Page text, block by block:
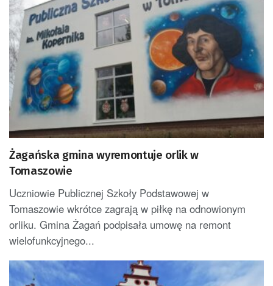
Żagańska gmina wyremontuje orlik w
Tomaszowie
Uczniowie Publicznej Szkoły Podstawowej w
Tomaszowie wkrótce zagrają w piłkę na odnowionym
orliku. Gmina Żagań podpisała umowę na remont
wielofunkcyjnego...